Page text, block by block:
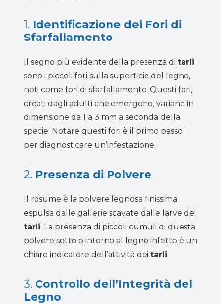
1. Identificazione dei Fori di
Sfarfallamento
Il segno più evidente della presenza di tarli
sono i piccoli fori sulla superficie del legno,
noti come fori di sfarfallamento. Questi fori,
creati dagli adulti che emergono, variano in
dimensione da 1 a 3 mm a seconda della
specie. Notare questi fori è il primo passo
per diagnosticare un’infestazione.
2. Presenza di Polvere
Il rosume è la polvere legnosa finissima
espulsa dalle gallerie scavate dalle larve dei
tarli. La presenza di piccoli cumuli di questa
polvere sotto o intorno al legno infetto è un
chiaro indicatore dell’attività dei tarli.
3. Controllo dell’Integrità del
Legno